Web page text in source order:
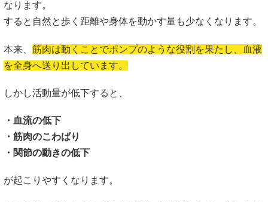
なります。
すると自然と歩く距離や身体を動かす量も少なくなります。
本来、 筋肉は動くことでポンプのような役割を果たし、血液
を全身へ送り出しています。
しかし活動量が低下すると、
・血流の低下
・筋肉のこわばり
・関節の動きの低下
が起こりやすくなります。